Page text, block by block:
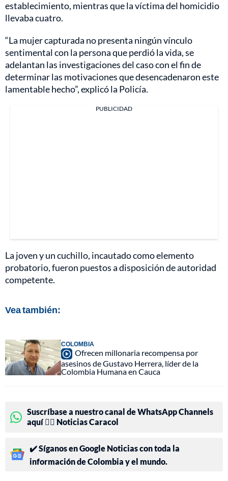
establecimiento, mientras que la víctima del homicidio
llevaba cuatro.
“La mujer capturada no presenta ningún vínculo
sentimental con la persona que perdió la vida, se
adelantan las investigaciones del caso con el fin de
determinar las motivaciones que desencadenaron este
lamentable hecho”, explicó la Policía.
PUBLICIDAD
La joven y un cuchillo, incautado como elemento
probatorio, fueron puestos a disposición de autoridad
competente.
Vea también:
COLOMBIA
Ofrecen millonaria recompensa por
asesinos de Gustavo Herrera, líder de la
Colombia Humana en Cauca
Suscríbase a nuestro canal de WhatsApp Channels
aquí 👉🏻 Noticias Caracol
✔️ Síganos en Google Noticias con toda la
información de Colombia y el mundo.